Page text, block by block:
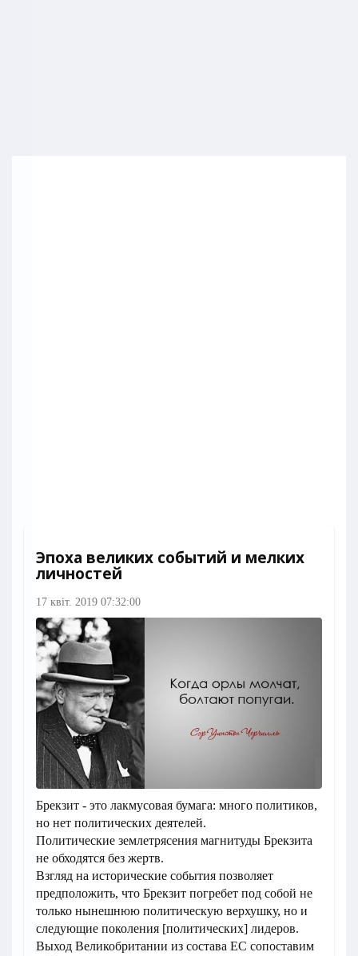
Эпоха великих событий и мелких
личностей
17 квіт. 2019 07:32:00
Брекзит - это лакмусовая бумага: много политиков,
но нет политических деятелей.
Политические землетрясения магнитуды Брекзита
не обходятся без жертв.
Взгляд на исторические события позволяет
предположить, что Брекзит погребет под собой не
только нынешнюю политическую верхушку, но и
следующие поколения [политических] лидеров.
Выход Великобритании из состава ЕС сопоставим